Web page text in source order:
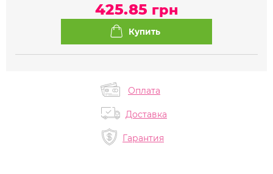
425.85 грн
Оплата
Доставка
Гарантия